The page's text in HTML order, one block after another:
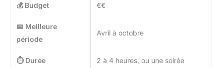
💰 Budget €€
📅 Meilleure
période
Avril à octobre
⏱️ Durée
2 à 4 heures, ou une soirée